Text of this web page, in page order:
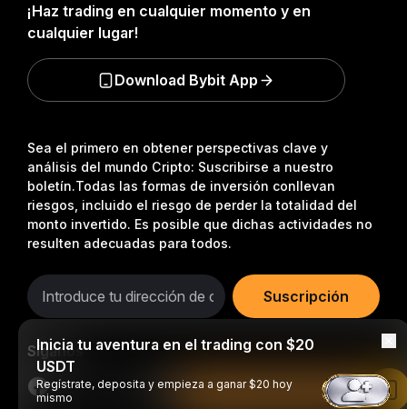
Sea el primero en obtener perspectivas clave y
análisis del mundo Cripto: Suscribirse a nuestro
boletín.Todas las formas de inversión conllevan
riesgos, incluido el riesgo de perder la totalidad del
monto invertido. Es posible que dichas actividades no
resulten adecuadas para todos.
Suscripción
Síganos
¡Haz trading en cualquier momento y en
cualquier lugar!
Download Bybit App
Inicia tu aventura en el trading con $20
USDT
Regístrate, deposita y empieza a ganar $20 hoy
mismo
Leer en la aplicación de Bybit